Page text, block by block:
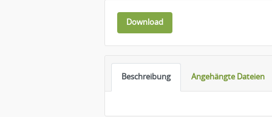
Download
Beschreibung Angehängte Dateien